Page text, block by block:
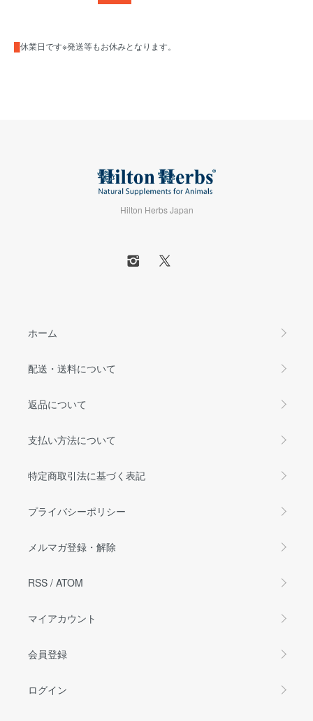
█休業日です※発送等もお休みとなります。
Hilton Herbs Japan
ホーム
配送・送料について
返品について
支払い方法について
特定商取引法に基づく表記
プライバシーポリシー
メルマガ登録・解除
RSS / ATOM
マイアカウント
会員登録
ログイン